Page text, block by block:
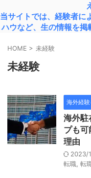
当サイトでは、経験者に
ハウなど、生の情報を掲
HOME > 未経験
未経験
海外経
海外駐
プも可
理由
2023/
転職 転